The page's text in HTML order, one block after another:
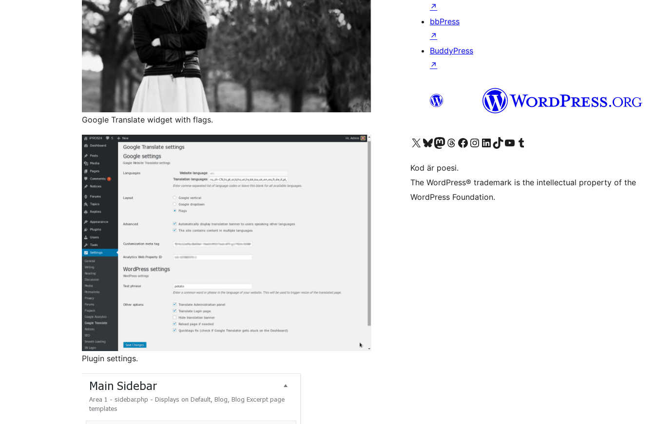
Google Translate widget with flags.
Plugin settings.
↗
bbPress
↗
BuddyPress
↗
Besök vår X-konto (f.d. Twitter)
Besök vårt Bluesky-konto
Besök vårt Mastodon-konto
Besök vårt Thread-konto
Besök vår Facebook-sidaBesök vårt Instagram-konto
Besök vårt LinkedIn-konto
Besök vårt TikTok-konto
Besök vår YouTube-kanalBesök vårt Tumblr-konto
Kod är poesi.
The WordPress® trademark is the intellectual property of the
WordPress Foundation.